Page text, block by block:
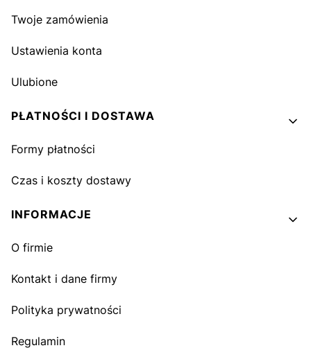
Twoje zamówienia
Ustawienia konta
Ulubione
PŁATNOŚCI I DOSTAWA
Formy płatności
Czas i koszty dostawy
INFORMACJE
O firmie
Kontakt i dane firmy
Polityka prywatności
Regulamin